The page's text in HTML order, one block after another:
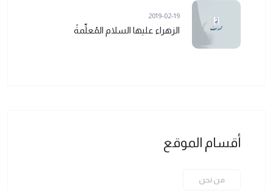
2019-02-19
الزهراء عليها السلام المُعلِّمةً
أقسام الموقع
من نحن